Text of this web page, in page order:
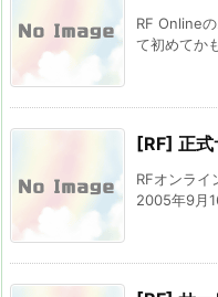
RF Online
て初めてか
[RF] 正式
RFオンライ
2005年9月